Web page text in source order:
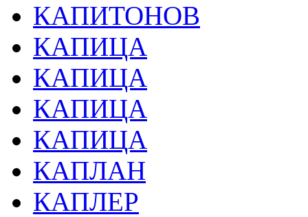
КАПИТОНОВ
КАПИЦА
КАПИЦА
КАПИЦА
КАПИЦА
КАПЛАН
КАПЛЕР